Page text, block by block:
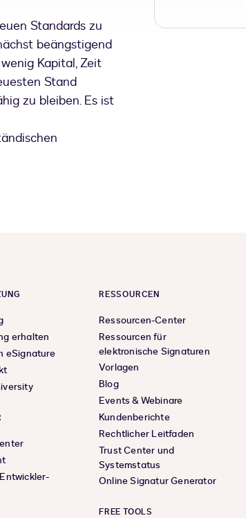
Standards zu
beängstigend
Kapital, Zeit
Stand
zu bleiben. Es ist
erhalten
eSignature
RESSOURCEN
Ressourcen-Center
Ressourcen für
elektronische Signaturen
Vorlagen
Blog
Events & Webinare
Kundenberichte
Rechtlicher Leitfaden
Trust Center und
Systemstatus
Online Signatur Generator
FREE TOOLS